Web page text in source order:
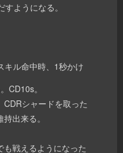
ようになる。
キル命中時、1秒かけ
CD10s。
シャードを取った
出来る。
戦えるようになった